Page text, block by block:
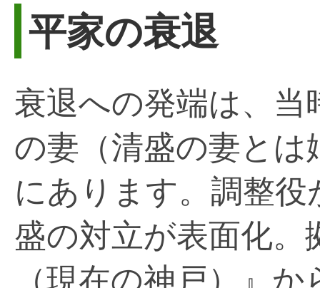
平家の衰退
衰退への発端は、
の妻（清盛の妻と
にあります。調整
盛の対立が表面化
（現在の神戸）』